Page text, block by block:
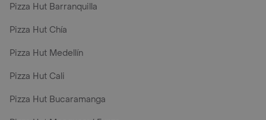
Pizza Hut Barranquilla
Pizza Hut Chía
Pizza Hut Medellín
Pizza Hut Cali
Pizza Hut Bucaramanga